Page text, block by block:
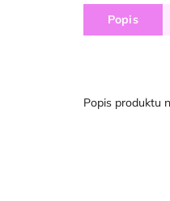
Popis
Popis produktu